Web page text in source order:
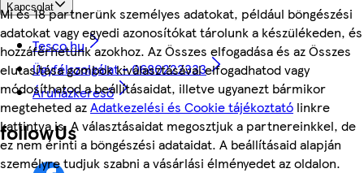
Mi és 18 partnerünk személyes adatokat, például böngészési
adatokat vagy egyedi azonosítókat tárolunk a készülékeden, és
hozzáférhetünk azokhoz. Az Összes elfogadása és az Összes
elutasítása gombok kiválasztásával elfogadhatod vagy
módosíthatod a beállításaidat, illetve ugyanezt bármikor
megteheted azAdatkezelési és Cookie tájékoztató linkre
kattintva is. A választásaidat megosztjuk a partnereinkkel, de
ez nem érinti a böngészési adataidat. A beállításaid alapján
személyre tudjuk szabni a vásárlási élményedet az oldalon.
Kapcsolat
Tesco.hu
Ügyfélszolgálat - 0680222333
Áruházkereső
followUs